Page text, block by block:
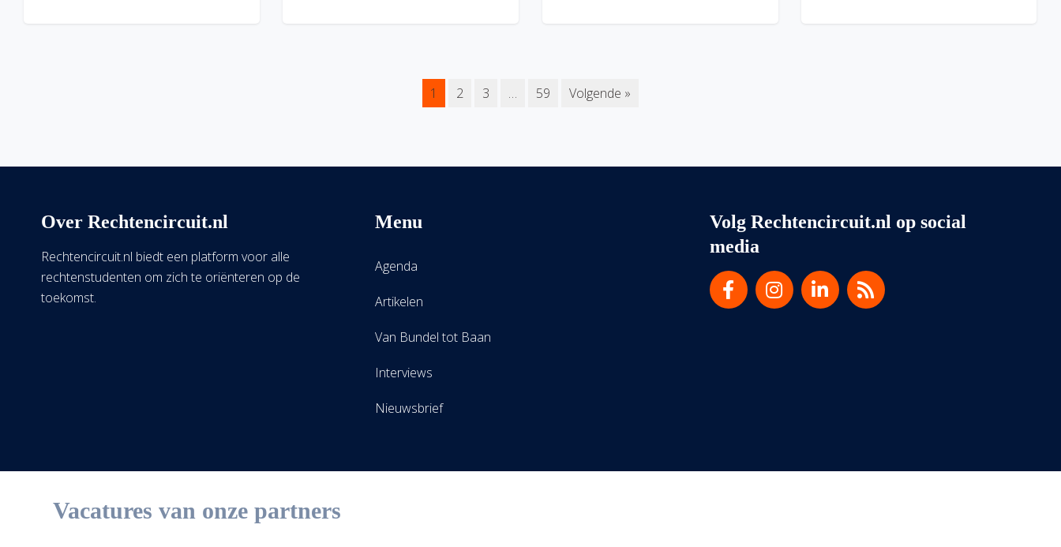
1 2 3 … 59 Volgende »
Over Rechtencircuit.nl
Rechtencircuit.nl biedt een platform voor alle
rechtenstudenten om zich te oriënteren op de
toekomst.
Menu
Agenda
Artikelen
Van Bundel tot Baan
Interviews
Nieuwsbrief
Volg Rechtencircuit.nl op social
media
Vacatures van onze partners